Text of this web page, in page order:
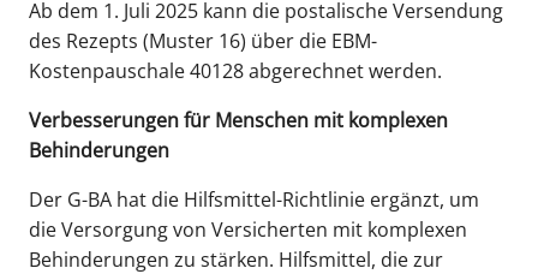
Ab dem 1. Juli 2025 kann die postalische Versendung
des Rezepts (Muster 16) über die EBM-
Kostenpauschale 40128 abgerechnet werden.
Verbesserungen für Menschen mit komplexen
Behinderungen
Der G-BA hat die Hilfsmittel-Richtlinie ergänzt, um
die Versorgung von Versicherten mit komplexen
Behinderungen zu stärken. Hilfsmittel, die zur